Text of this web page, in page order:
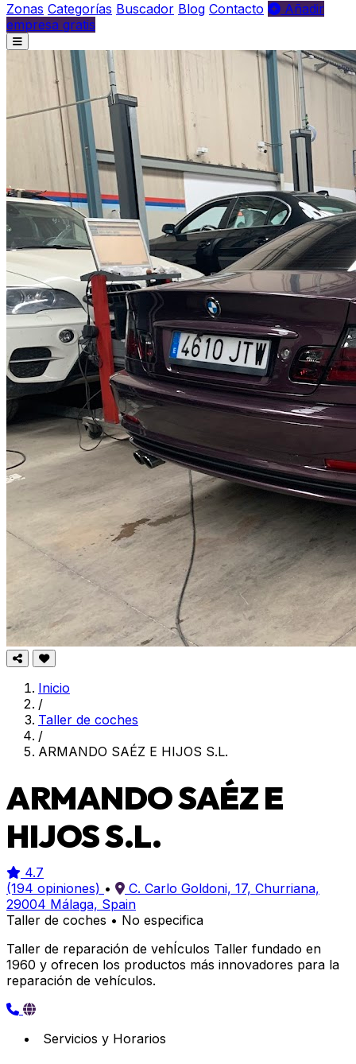
Zonas Categorías Buscador Blog Contacto
Añadir
empresa gratis
Inicio
/
Taller de coches
/
ARMANDO SAÉZ E HIJOS S.L.
ARMANDO SAÉZ E
HIJOS S.L.
4.7
(194 opiniones) •
C. Carlo Goldoni, 17, Churriana,
29004 Málaga, Spain
Taller de coches • No especifica
Taller de reparación de vehÍculos Taller fundado en
1960 y ofrecen los productos más innovadores para la
reparación de vehículos.
Servicios y Horarios